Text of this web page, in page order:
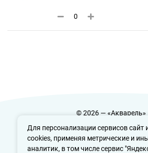
Для персонализации сервисов сайт
cookies, применяя метрические и
аналитик, в том числе сервис
© 2026 — «Акварель»
Политика